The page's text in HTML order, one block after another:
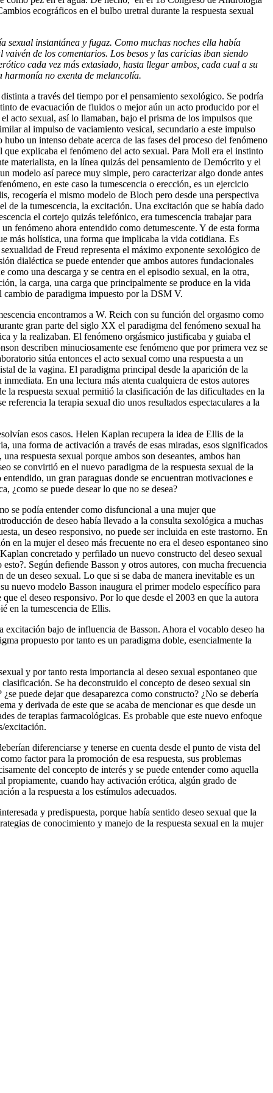
ecográficos en el bulbo uretral durante la respuesta sexual
instantánea y fugaz. Como muchas noches ella había
de los comentarios. Los besos y las caricias iban siendo
cada vez más extasiado, hasta llegar ambos, cada cual a su
harmonía no exenta de melancolía.
a través del tiempo por el pensamiento sexológico. Se podría
de evacuación de fluidos o mejor aún un acto producido por el
acto sexual, así lo llamaban, bajo el prisma de los impulsos que
al impulso de vaciamiento vesical, secundario a este impulso
un intenso debate acerca de las fases del proceso del fenómeno
explicaba el fenómeno del acto sexual. Para Moll era el instinto
materialista, en la línea quizás del pensamiento de Demócrito y el
modelo así parece muy simple, pero caracterizar algo donde antes
en este caso la tumescencia o erección, es un ejercicio
recogería el mismo modelo de Bloch pero desde una perspectiva
de la tumescencia, la excitación. Una excitación que se había dado
el cortejo quizás telefónico, era tumescencia trabajar para
fenómeno ahora entendido como detumescente. Y de esta forma
más holística, una forma que implicaba la vida cotidiana. Es
de Freud representa el máximo exponente sexológico de
dialéctica se puede entender que ambos autores fundacionales
una descarga y se centra en el episodio sexual, en la otra,
la carga, una carga que principalmente se produce en la vida
cambio de paradigma impuesto por la DSM V.
encontramos a W. Reich con su función del orgasmo como
gran parte del siglo XX el paradigma del fenómeno sexual ha
y la realizaban. El fenómeno orgásmico justificaba y guiaba el
describen minuciosamente ese fenómeno que por primera vez se
sitúa entonces el acto sexual como una respuesta a un
de la vagina. El paradigma principal desde la aparición de la
En una lectura más atenta cualquiera de estos autores
la respuesta sexual permitió la clasificación de las dificultades en la
la terapia sexual dio unos resultados espectaculares a la
esos casos. Helen Kaplan recupera la idea de Ellis de la
una forma de activación a través de esas miradas, esos significados
respuesta sexual porque ambos son deseantes, ambos han
se convirtió en el nuevo paradigma de la respuesta sexual de la
un gran paraguas donde se encuentran motivaciones e
¿como se puede desear lo que no se desea?
se podía entender como disfuncional a una mujer que
de deseo había llevado a la consulta sexológica a muchas
un deseo responsivo, no puede ser incluida en este trastorno. En
en la mujer el deseo más frecuente no era el deseo espontaneo sino
concretado y perfilado un nuevo constructo del deseo sexual
Según defiende Basson y otros autores, con mucha frecuencia
un deseo sexual. Lo que si se daba de manera inevitable es un
nuevo modelo Basson inaugura el primer modelo específico para
el deseo responsivo. Por lo que desde el 2003 en que la autora
en la tumescencia de Ellis.
bajo de influencia de Basson. Ahora el vocablo deseo ha
propuesto por tanto es un paradigma doble, esencialmente la
y por tanto resta importancia al deseo sexual espontaneo que
Se ha deconstruido el concepto de deseo sexual sin
puede dejar que desaparezca como constructo? ¿No se debería
y derivada de este que se acaba de mencionar es que desde un
de terapias farmacológicas. Es probable que este nuevo enfoque
excitación.
diferenciarse y tenerse en cuenta desde el punto de vista del
factor para la promoción de esa respuesta, sus problemas
del concepto de interés y se puede entender como aquella
propiamente, cuando hay activación erótica, algún grado de
a la respuesta a los estímulos adecuados.
y predispuesta, porque había sentido deseo sexual que la
de conocimiento y manejo de la respuesta sexual en la mujer